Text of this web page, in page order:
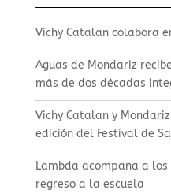
Vichy Catalan colabora
Aguas de Mondariz
más de dos décadas
Vichy Catalan y
edición del Festival de
Lambda acompaña a
regreso a la escuela